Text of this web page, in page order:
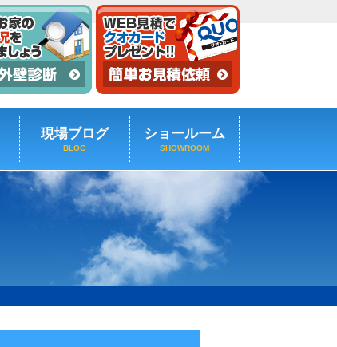
現場ブログ
BLOG
ショールーム
SHOWROOM